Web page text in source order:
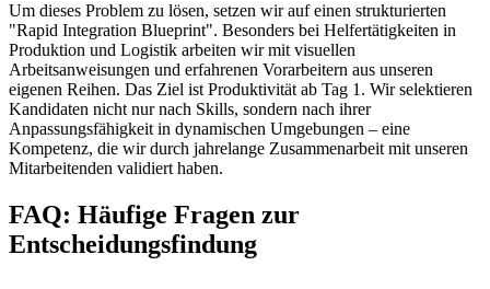
Um dieses Problem zu lösen, setzen wir auf einen strukturierten
"Rapid Integration Blueprint". Besonders bei Helfertätigkeiten in
Produktion und Logistik arbeiten wir mit visuellen
Arbeitsanweisungen und erfahrenen Vorarbeitern aus unseren
eigenen Reihen. Das Ziel ist Produktivität ab Tag 1. Wir selektieren
Kandidaten nicht nur nach Skills, sondern nach ihrer
Anpassungsfähigkeit in dynamischen Umgebungen – eine
Kompetenz, die wir durch jahrelange Zusammenarbeit mit unseren
Mitarbeitenden validiert haben.
FAQ: Häufige Fragen zur
Entscheidungsfindung